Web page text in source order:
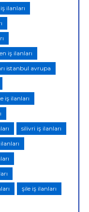
ilanları
iş ilanları
istanbul avrupa
iş ilanları
silivri iş ilanları
şile iş ilanları